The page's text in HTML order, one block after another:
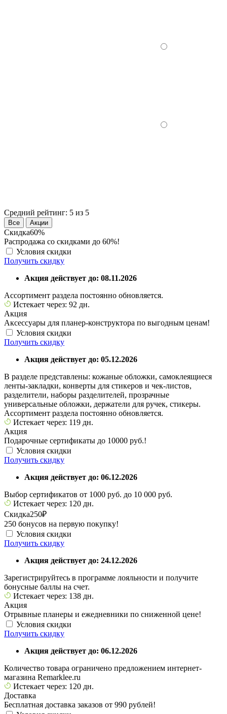
Средний рейтинг: 5 из 5
Все Акции
Скидка60%
Распродажа со скидками до 60%!
Условия скидки
Получить скидку
Акция действует до: 08.11.2026
Ассортимент раздела постоянно обновляется.
Истекает через: 92 дн.
Акция
Аксессуары для планер-конструктора по выгодным ценам!
Условия скидки
Получить скидку
Акция действует до: 05.12.2026
В разделе представлены: кожаные обложки, самоклеящиеся
ленты-закладки, конверты для стикеров и чек-листов,
разделители, наборы разделителей, прозрачные
универсальные обложки, держатели для ручек, стикеры.
Ассортимент раздела постоянно обновляется.
Истекает через: 119 дн.
Акция
Подарочные сертификаты до 10000 руб.!
Условия скидки
Получить скидку
Акция действует до: 06.12.2026
Выбор сертификатов от 1000 руб. до 10 000 руб.
Истекает через: 120 дн.
Скидка250₽
250 бонусов на первую покупку!
Условия скидки
Получить скидку
Акция действует до: 24.12.2026
Зарегистрируйтесь в программе лояльности и получите
бонусные баллы на счет.
Истекает через: 138 дн.
Акция
Отрывные планеры и ежедневники по сниженной цене!
Условия скидки
Получить скидку
Акция действует до: 06.12.2026
Количество товара ограничено предложением интернет-
магазина Remarklee.ru
Истекает через: 120 дн.
Доставка
Бесплатная доставка заказов от 990 рублей!